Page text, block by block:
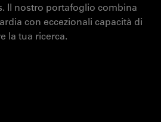
Il nostro portafoglio combina
con eccezionali capacità di
la tua ricerca.